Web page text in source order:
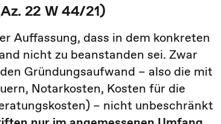
22 W 44/21)
Auffassung, dass in dem konkreten
nicht zu beanstanden sei. Zwar
Gründungsaufwand – also die mit
Notarkosten, Kosten für die
– nicht unbeschränkt